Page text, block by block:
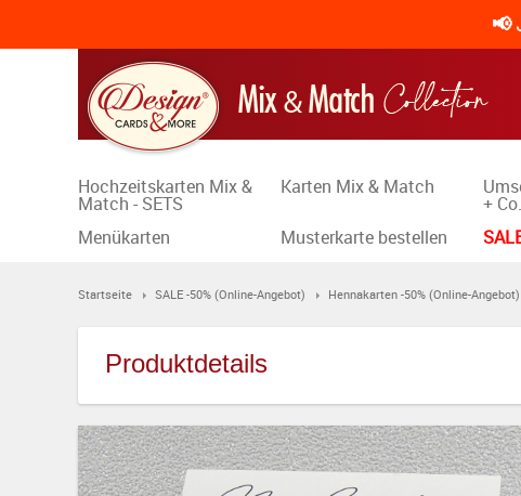
📢
Hochzeitskarten Mix &
Match - SETS
Karten Mix & Match
+ Co.
Menükarten Musterkarte bestellen
Startseite SALE -50% (Online-Angebot) Hennakarten -50% (Online-Angebot)
Produktdetails